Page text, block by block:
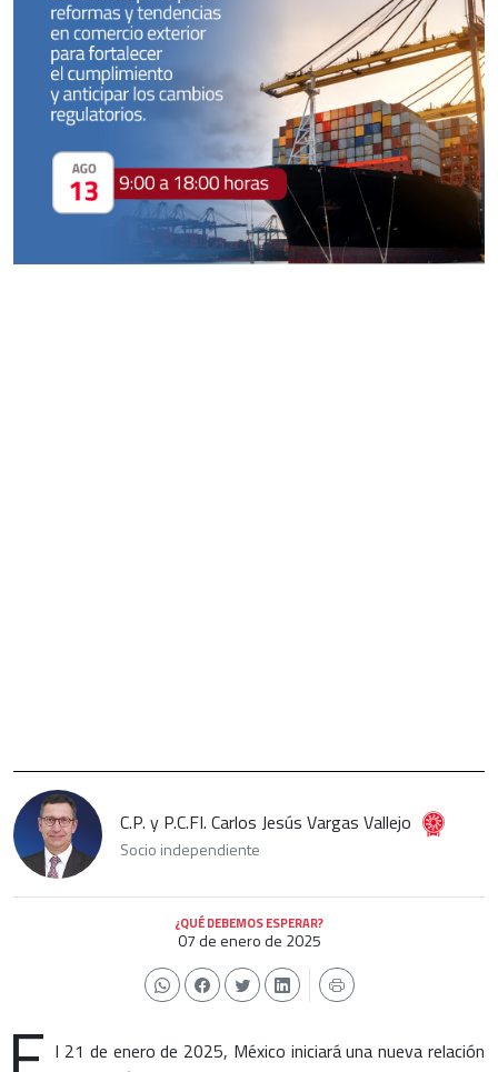
C.P. y P.C.FI. Carlos Jesús Vargas Vallejo
Socio independiente
¿QUÉ DEBEMOS ESPERAR?
07 de enero de 2025
l 21 de enero de 2025, México iniciará una nueva relación